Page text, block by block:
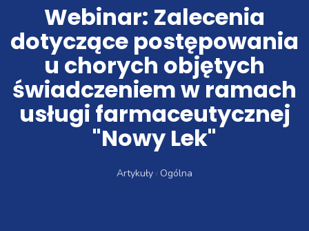
Webinar: Zalecenia
dotyczące postępowania
u chorych objętych
świadczeniem w ramach
usługi farmaceutycznej
"Nowy Lek"
Artykuły Ogólna